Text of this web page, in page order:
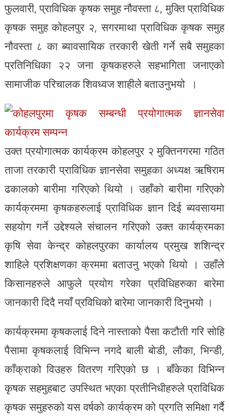
फुलवारी, प्राविधिक कृषक समुह नौवस्ता ८, मुक्ति प्राविधिक
कृषक समुह कोहलपुर २, सगरमाथा प्राविधिक कृषक समुह
नौवस्ता ८ का ब्यावसायिक तरकारी खेती गर्ने सबै समुहका
प्रतिनिधिका २२ जना कृषकहरुले सहभागिता जनाएको
सामाजीक परिचालक शिवध्वज शाहीले बताउनुभयो ।
उक्त प्रयोगात्मक कार्यक्रम कोहलपुर २ मुक्तिनगरमा गठित
ताजा तरकारी प्राविधिक ज्ञानसेवा समुहका अध्यक्ष ऋषिराम
ढकालको बारीमा गरिएको थियो । उहाँको बारीमा गरिएको
कार्यक्रममा कृषकहरुलाई प्राविधिक ज्ञान दिई ब्यवसायमा
सहयोग गर्ने उद्देश्यले संचालन गरिएको उक्त कार्यक्रमका
कृषि सेवा केन्द्र कोहलपुरका कार्यालय प्रमुख शशिन्द्र
शाहिले प्रशिक्षणका क्रममा बताउनु भएको थियो । उहाँले
किसानहरुले आफुले प्रयोग गरेका प्रविधिहरुका बारेमा
जानकारी दिदै नयाँ प्रविधिको बारेमा जानकारी दिनुभयो ।
कार्यक्रममा कृषकलाई दिने नास्ताको पैसा कटौती गरि सोहि
पैसामा कृषकलाई विभिन्न नगदे बाली बोडी, लौका, भिन्डी,
काँक्राको विउहरु वितरण गरिएको छ । बाँकेका विभिन्न
कृषक सहमुहबाट उपस्थित भएका प्रतीनिधीहरुले प्राविधिक
कृषक समुहरुको यस वर्षको कार्यक्रम को प्रगति समिक्षा गर्दै